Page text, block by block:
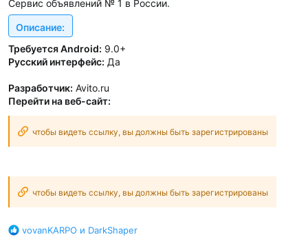
Сервис объявлений № 1 в России.
Oписание:
Требуется Android: 9.0+
Русский интерфейс: Да
Разработчик: Avito.ru
Перейти на веб-сайт:
чтобы видеть ссылку, вы должны быть зарегистрированы
чтобы видеть ссылку, вы должны быть зарегистрированы
Б
vovanKARPO и DarkShaper